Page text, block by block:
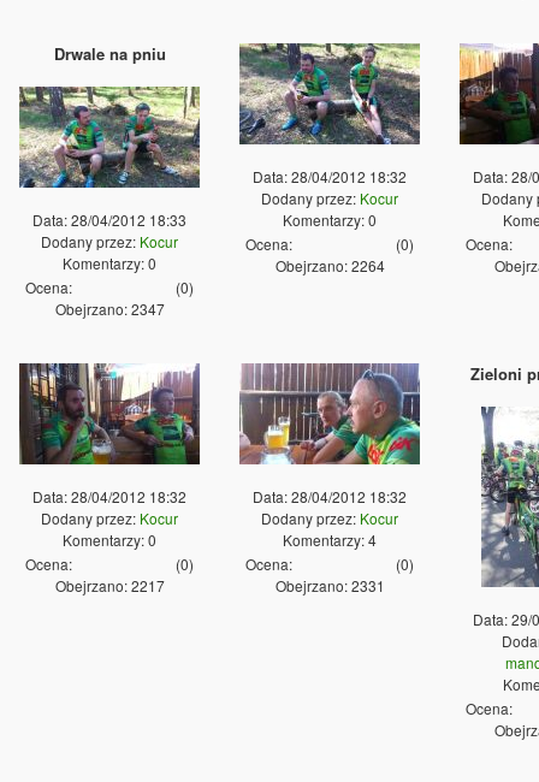
Drwale na pniu
Data: 28/04/2012 18:33
Dodany przez: Kocur
Komentarzy: 0
Ocena:
(0)
Obejrzano: 2347
Data: 28/04/2012 18:32
Dodany przez: Kocur
Komentarzy: 0
Ocena:
(0)
Obejrzano: 2264
Data: 28/
Dodany
Ocena:
Data: 28/04/2012 18:32
Dodany przez: Kocur
Komentarzy: 0
Ocena:
(0)
Obejrzano: 2217
Data: 28/04/2012 18:32
Dodany przez: Kocur
Komentarzy: 4
Ocena:
(0)
Obejrzano: 2331
Zieloni
Data: 29/
Ocena: